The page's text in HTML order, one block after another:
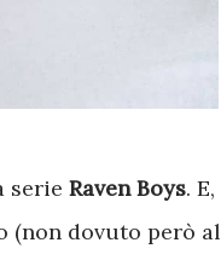
serie Raven Boys. E,
(non dovuto però